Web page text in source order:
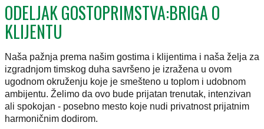
ODELJAK GOSTOPRIMSTVA:BRIGA O
KLIJENTU
Naša pažnja prema našim gostima i klijentima i naša želja za
izgradnjom timskog duha savršeno je izražena u ovom
ugodnom okruženju koje je smešteno u toplom i udobnom
ambijentu. Želimo da ovo bude prijatan trenutak, intenzivan
ali spokojan - posebno mesto koje nudi privatnost prijatnim
harmoničnim dodirom.